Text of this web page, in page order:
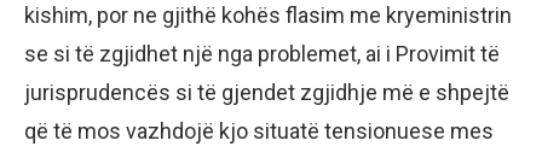
kishim, por ne gjithë kohës flasim me kryeministrin
se si të zgjidhet një nga problemet, ai i Provimit të
jurisprudencës si të gjendet zgjidhje më e shpejtë
që të mos vazhdojë kjo situatë tensionuese mes